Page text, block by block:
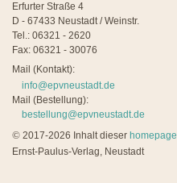
Erfurter Straße 4
D - 67433 Neustadt / Weinstr.
Tel.: 06321 - 2620
Fax: 06321 - 30076
Mail (Kontakt):
info@epvneustadt.de
Mail (Bestellung):
bestellung@epvneustadt.de
© 2017-2026 Inhalt dieser homepage
Ernst-Paulus-Verlag, Neustadt